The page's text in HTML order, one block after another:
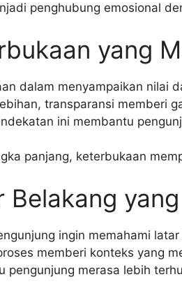
penghubung emosional
yang
dalam menyampaikan nilai
transparansi memberi
ini membantu
panjang, keterbukaan
Belakang
ingin memahami
memberi konteks yang
pengunjung merasa lebih